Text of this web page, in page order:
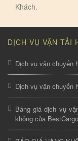
Khách.
DỊCH VỤ VẬN TẢI
Dịch vụ vận chuyển
Dịch vụ vận chuyển
Bảng giá dịch vụ
không của BestCargo